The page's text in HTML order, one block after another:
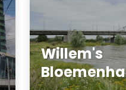
Willem's